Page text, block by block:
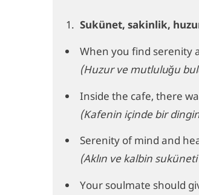
Sukünet, sakinlik,
When you find serenity
(Huzur ve mutluluğu
Inside the cafe, there
(Kafenin içinde bir
Serenity of mind and
(Aklın ve kalbin
Your soulmate should